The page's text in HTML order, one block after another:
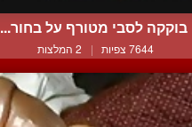
בוקקה לסבי מטורף על בחור...
7644 צפיות | 2 המלצות